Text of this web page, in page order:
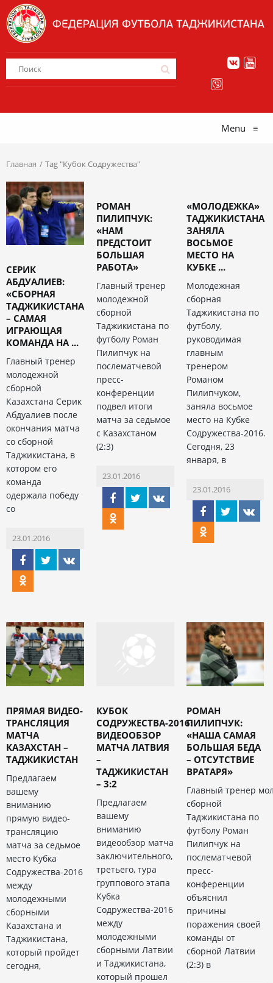
Menu ≡
Главная Tag "Кубок Содружества"
СЕРИК
АБДУАЛИЕВ:
«СБОРНАЯ
ТАДЖИКИСТАНА
– САМАЯ
ИГРАЮЩАЯ
КОМАНДА НА ...
Главный тренер
молодежной
сборной
Казахстана Серик
Абдуалиев после
окончания матча
со сборной
Таджикистана, в
котором его
команда
одержала победу
со
23.01.2016
РОМАН
ПИЛИПЧУК:
«НАМ
ПРЕДСТОИТ
БОЛЬШАЯ
РАБОТА»
Главный тренер
молодежной
сборной
Таджикистана по
футболу Роман
Пилипчук на
послематчевой
пресс-
конференции
подвел итоги
матча за седьмое
с Казахстаном
(2:3)
23.01.2016
«МОЛОДЕЖКА»
ТАДЖИКИСТАНА
ЗАНЯЛА
ВОСЬМОЕ
МЕСТО НА
КУБКЕ ...
Молодежная
сборная
Таджикистана по
футболу,
руководимая
главным
тренером
Романом
Пилипчуком,
заняла восьмое
место на Кубке
Содружества-2016.
Сегодня, 23
января, в
23.01.2016
ПРЯМАЯ ВИДЕО-
ТРАНСЛЯЦИЯ
МАТЧА
КАЗАХСТАН –
ТАДЖИКИСТАН
Предлагаем
вашему
вниманию
прямую видео-
трансляцию
матча за седьмое
место Кубка
Содружества-2016
между
молодежными
сборными
Казахстана и
Таджикистана,
который пройдет
сегодня,
КУБОК
СОДРУЖЕСТВА-2016:
ВИДЕООБЗОР
МАТЧА ЛАТВИЯ
–
ТАДЖИКИСТАН
– 3:2
Предлагаем
вашему
вниманию
видеообзор матча
заключительного,
третьего, тура
группового этапа
Кубка
Содружества-2016
между
молодежными
сборными Латвии
и Таджикистана,
который прошел
РОМАН
ПИЛИПЧУК:
«НАША САМАЯ
БОЛЬШАЯ БЕДА
– ОТСУТСТВИЕ
ВРАТАРЯ»
Главный тренер
сборной
Таджикистана по
футболу Роман
Пилипчук на
послематчевой
пресс-
конференции
объяснил
причины
поражения своей
команды от
сборной Латвии
(2:3) в